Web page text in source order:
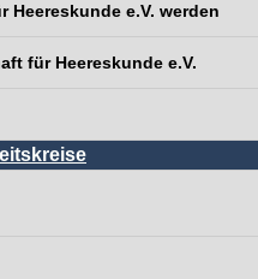
e.V. werden
für Heereskunde e.V.